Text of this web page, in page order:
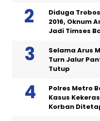
Diduga
2016, Oknum
Jadi Timses
Selama Arus
Turn Jalur
Tutup
Polres Metro
Kasus
Korban